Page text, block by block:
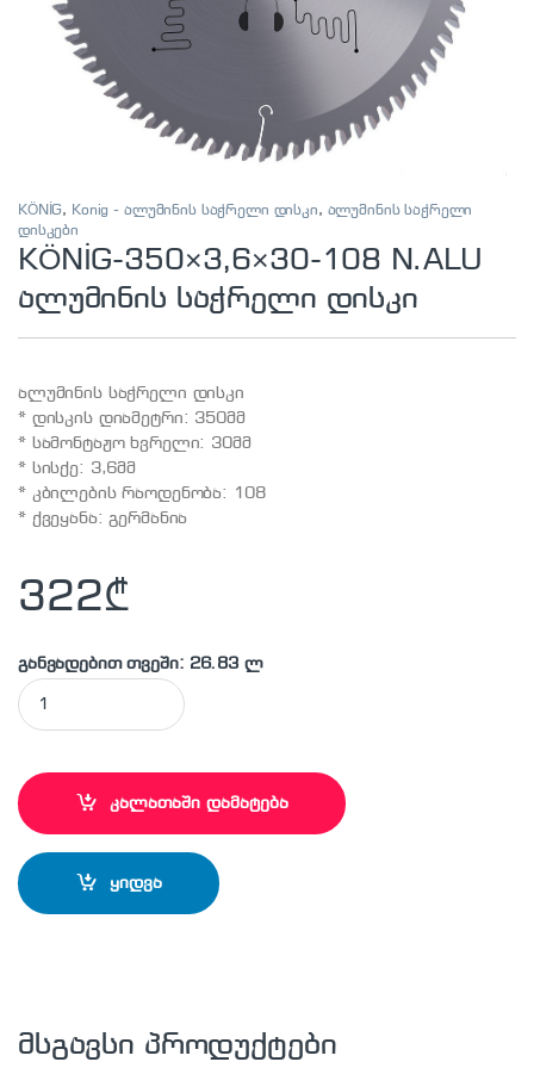
KÖNİG, Konig - ალუმინის საჭრელი დისკი, ალუმინის საჭრელი
დისკები
KÖNİG-350×3,6×30-108 N.ALU
ალუმინის საჭრელი დისკი
ალუმინის საჭრელი დისკი
* დისკის დიამეტრი: 350მმ
* სამონტაჟო ხვრელი: 30მმ
* სისქე: 3,6მმ
* კბილების რაოდენობა: 108
* ქვეყანა: გერმანია
322₾
განვადებით თვეში: 26.83 ლ
KÖNİG-350x3,6x30-108 N.ALU ალუმინის საჭრელი დისკი
კალათაში დამატება
ყიდვა
მსგავსი პროდუქტები